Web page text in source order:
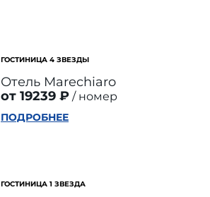
ГОСТИНИЦА 4 ЗВЕЗДЫ
Отель Marechiaro
от 19239 ₽
номер
ПОДРОБНЕЕ
ГОСТИНИЦА 1 ЗВЕЗДА